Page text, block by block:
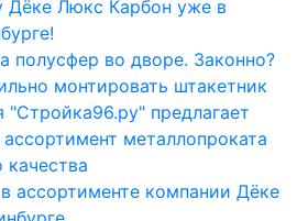
Дёке Люкс Карбон уже в
полусфер во дворе. Законно?
монтировать штакетник
"Стройка96.ру" предлагает
металлопроката
качества
ассортименте компании Дёке